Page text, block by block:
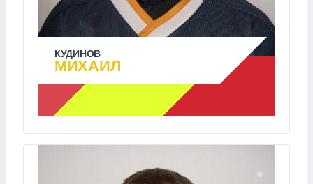
КУДИНОВ
МИХАИЛ